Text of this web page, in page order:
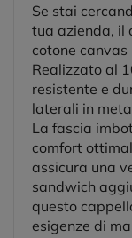
Se stai
tua azienda, il
cotone
Realizzato al
resistente e
laterali in
La fascia
comfort
assicura una
sandwich
questo
esigenze di